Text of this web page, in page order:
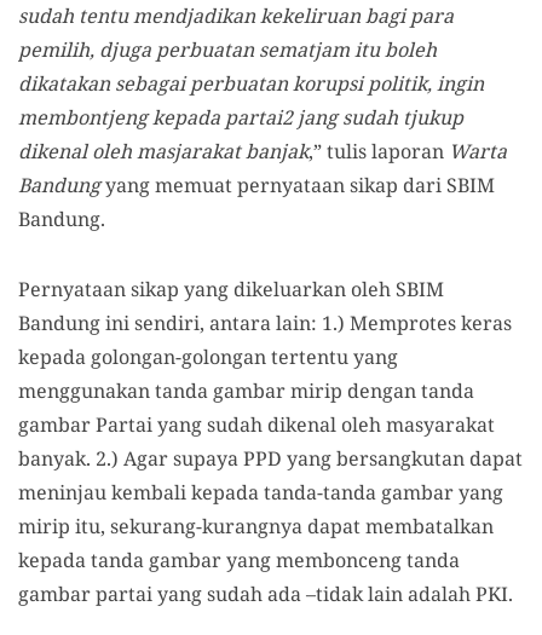
sudah tentu mendjadikan kekeliruan bagi para
pemilih, djuga perbuatan sematjam itu boleh
dikatakan sebagai perbuatan korupsi politik, ingin
membontjeng kepada partai2 jang sudah tjukup
dikenal oleh masjarakat banjak,” tulis laporan Warta
Bandungyang memuat pernyataan sikap dari SBIM
Bandung.
Pernyataan sikap yang dikeluarkan oleh SBIM
Bandung ini sendiri, antara lain: 1.) Memprotes keras
kepada golongan-golongan tertentu yang
menggunakan tanda gambar mirip dengan tanda
gambar Partai yang sudah dikenal oleh masyarakat
banyak. 2.) Agar supaya PPD yang bersangkutan dapat
meninjau kembali kepada tanda-tanda gambar yang
mirip itu, sekurang-kurangnya dapat membatalkan
kepada tanda gambar yang membonceng tanda
gambar partai yang sudah ada –tidak lain adalah PKI.